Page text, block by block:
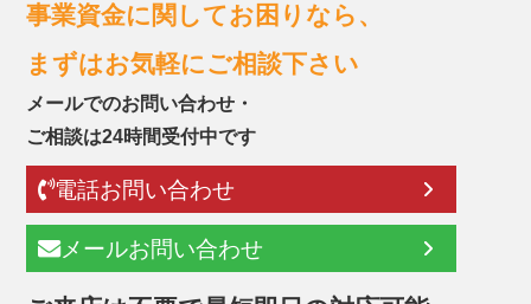
事業資金に関してお困りなら、
まずはお気軽にご相談下さい
メールでのお問い合わせ・
ご相談は24時間受付中です
電話お問い合わせ
メールお問い合わせ